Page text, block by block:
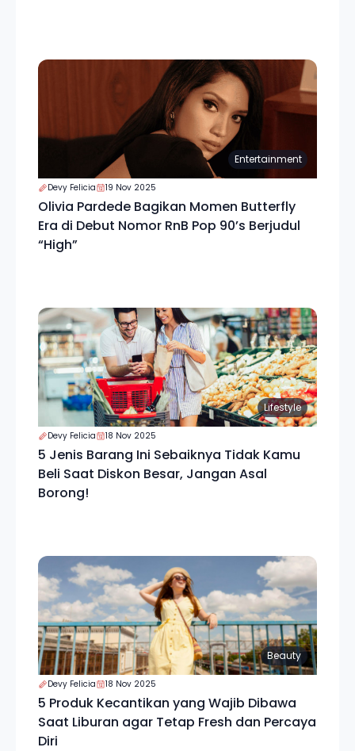
Entertainment
Devy Felicia 19 Nov 2025
Olivia Pardede Bagikan Momen Butterfly
Era di Debut Nomor RnB Pop 90’s Berjudul
“High”
Lifestyle
Devy Felicia 18 Nov 2025
5 Jenis Barang Ini Sebaiknya Tidak Kamu
Beli Saat Diskon Besar, Jangan Asal
Borong!
Beauty
Devy Felicia 18 Nov 2025
5 Produk Kecantikan yang Wajib Dibawa
Saat Liburan agar Tetap Fresh dan Percaya
Diri